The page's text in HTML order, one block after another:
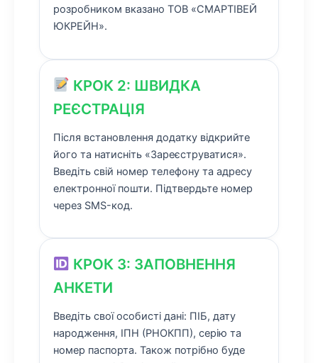
розробником вказано ТОВ «СМАРТІВЕЙ
ЮКРЕЙН».
КРОК 2: ШВИДКА
РЕЄСТРАЦІЯ
Після встановлення додатку відкрийте
його та натисніть «Зареєструватися».
Введіть свій номер телефону та адресу
електронної пошти. Підтвердьте номер
через SMS-код.
КРОК 3: ЗАПОВНЕННЯ
АНКЕТИ
Введіть свої особисті дані: ПІБ, дату
народження, ІПН (РНОКПП), серію та
номер паспорта. Також потрібно буде